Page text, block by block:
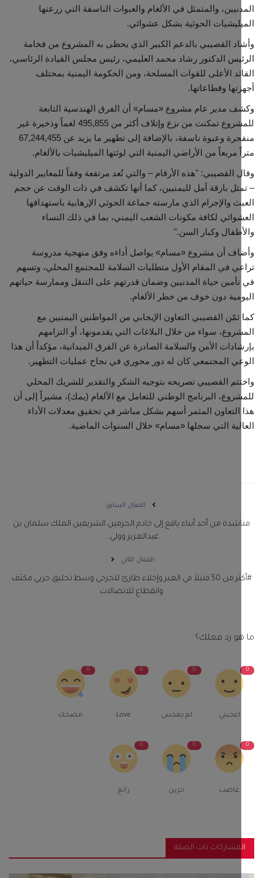
مجتمع مدني
معرض الصور
والمتمثل في الألغام والعبوات الناسفة التي زرعتها
الحوثية بشكل عشوائي.
القصيبي بالدعم الكبير الذي يحظى به المشروع من فخامة
الدكتور رشاد محمد العليمي، رئيس مجلس القيادة الرئاسي،
الأعلى للقوات المسلحة، ومن الحكومة اليمنية بمختلف
وقطاعاتها.
مدير عام مشروع «مسام» أن الفرق الهندسية التابعة
للمشروع تمكنت من نزع وإتلاف أكثر من 495,855 لغماً وذخيرة غير
منفجرة وعبوة ناسفة، بالإضافة إلى تطهير ما يزيد عن 67,244,455
مربعاً من الأراضي اليمنية التي لوثتها الميليشيات بالألغام.
القصيبي: "هذه الأرقام – والتي تُعد مرتفعة وفقاً للمعايير الدولية
بارقة أمل لليمنيين، كما أنها تكشف في ذات الوقت عن حجم
والإجرام الذي مارسته جماعة الحوثي الإرهابية باستهدافها
لكافة مكونات الشعب اليمني، بما في ذلك النساء
وكبار السن."
أن مشروع «مسام» يواصل أداءه وفق منهجية مدروسة
في المقام الأول متطلبات السلامة للمجتمع المحلي، وتسهم
حياة المدنيين وضمان قدرتهم على التنقل وممارسة حياتهم
دون خوف من خطر الألغام.
القصيبي التعاون الإيجابي من المواطنين اليمنيين مع
سواء من خلال البلاغات التي يقدمونها، أو التزامهم
الأمن والسلامة الصادرة عن الفرق الميدانية، مؤكداً أن هذا
المجتمعي كان له دور محوري في نجاح عمليات التطهير.
القصيبي تصريحه بتوجيه الشكر والتقدير للشريك المحلي
البرنامج الوطني للتعامل مع الألغام (يمك)، مشيراً إلى أن
التعاون المثمر أسهم بشكل مباشر في تحقيق معدلات الأداء
التي سجلها «مسام» خلال السنوات الماضية.
المقال السابق
من أحد أبناء يافع إلى خادم الحرمين الشريفين الملك سلمان بن
عبدالعزيز وولي...
المقال التالي
#أكثر من 50 قتيلاً في العبر وإخلاء طارئ للجرحى وسط تحليق حربي مكثف
وانقطاع للاتصالات
رد فعلك؟
لم يعجبنى مضحك
ذات الصلة